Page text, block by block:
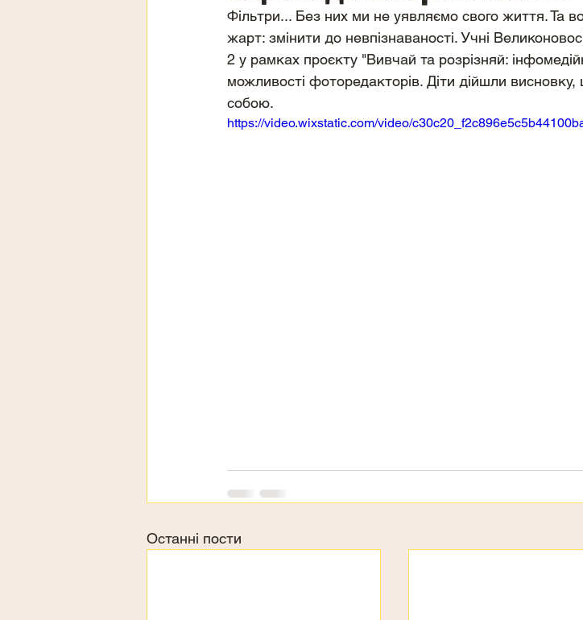
Фільтри... Без них ми не уявляємо свого життя. Та
жарт: змінити до невпізнаваності. Учні
2 у рамках проєкту "Вивчай та розрізняй:
можливості фоторедакторів. Діти дійшли
собою.
https://video.wixstatic.com/video/
Останні пости